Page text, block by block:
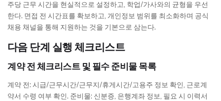
주당 근무 시간을 현실적으로 설정하고, 학업/가사와의 균형을 우선
한다. 면접 전 시간표를 확보하고, 개인정보 범위를 최소화하며 공식
채용 채널을 통해 지원하는 것을 기본으로 삼는다.
다음 단계 실행 체크리스트
계약 전 체크리스트 및 필수 준비물 목록
계약 전: 시급/근무시간/근무지/휴게시간/고용주 정보 확인, 근로계
약서 수령 여부 확인. 준비물: 신분증, 은행계좌 정보, 필요 시 이력서